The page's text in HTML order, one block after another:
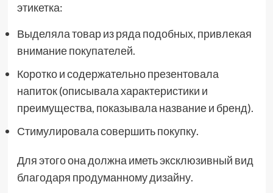
этикетка:
Выделяла товар из ряда подобных, привлекая
внимание покупателей.
Коротко и содержательно презентовала
напиток (описывала характеристики и
преимущества, показывала название и бренд).
Стимулировала совершить покупку.
Для этого она должна иметь эксклюзивный вид
благодаря продуманному дизайну.